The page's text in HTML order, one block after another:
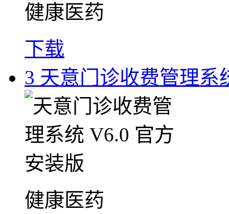
健康医药
下载
3 天意门诊收费管理系
健康医药